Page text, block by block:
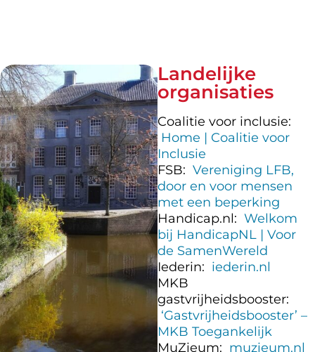
Landelijke
organisaties
Coalitie voor inclusie:
Home | Coalitie voor
Inclusie
FSB: Vereniging LFB,
door en voor mensen
met een beperking
Handicap.nl: Welkom
bij HandicapNL | Voor
de SamenWereld
Iederin: iederin.nl
MKB
gastvrijheidsbooster:
‘Gastvrijheidsbooster’ –
MKB Toegankelijk
MuZieum: muzieum.nl